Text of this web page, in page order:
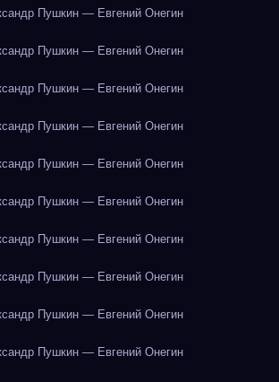
Пушкин — Евгений Онегин
Пушкин — Евгений Онегин
Пушкин — Евгений Онегин
Пушкин — Евгений Онегин
Пушкин — Евгений Онегин
Пушкин — Евгений Онегин
Пушкин — Евгений Онегин
Пушкин — Евгений Онегин
Пушкин — Евгений Онегин
Пушкин — Евгений Онегин